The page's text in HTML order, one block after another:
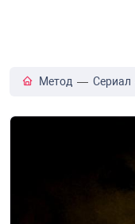
Метод — Сериал